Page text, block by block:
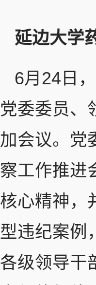
延边大学
6月24日
党委委员、
加会议。党
察工作推进
核心精神，
型违纪案例
各级领导干